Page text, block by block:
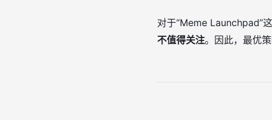
对于“Meme Launchpad”
不值得关注。因此，最优